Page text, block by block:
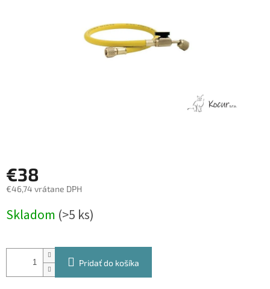
€38
€46,74 vrátane DPH
cena:
Skladom (>5 ks)
Pridať do košíka